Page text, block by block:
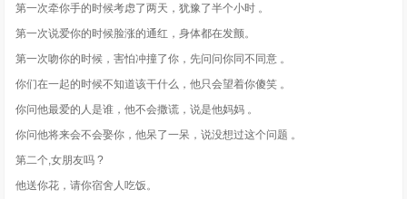
第一次牵你手的时候考虑了两天，犹豫了半个小时 。
第一次说爱你的时候脸涨的通红，身体都在发颤。
第一次吻你的时候，害怕冲撞了你，先问问你同不同意 。
你们在一起的时候不知道该干什么，他只会望着你傻笑 。
你问他最爱的人是谁，他不会撒谎，说是他妈妈 。
你问他将来会不会娶你，他呆了一呆，说没想过这个问题 。
第二个,女朋友吗 ?
他送你花，请你宿舍人吃饭。